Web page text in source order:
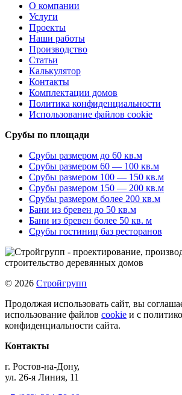
О компании
Услуги
Проекты
Наши работы
Производство
Статьи
Калькулятор
Контакты
Комплектации домов
Политика конфиденциальности
Использование файлов cookie
Срубы по площади
Срубы размером до 60 кв.м
Срубы размером 60 — 100 кв.м
Срубы размером 100 — 150 кв.м
Срубы размером 150 — 200 кв.м
Срубы размером более 200 кв.м
Бани из бревен до 50 кв.м
Бани из бревен более 50 кв. м
Срубы гостиниц баз ресторанов
© 2026 Стройгрупп
Продолжая использовать сайт, вы
использование файлов cookie и с
конфиденциальности сайта.
Контакты
г. Ростов-на-Дону,
ул. 26-я Линия, 11